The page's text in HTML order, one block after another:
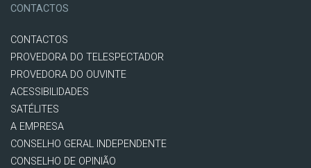
CONTACTOS
CONTACTOS
PROVEDORA DO TELESPECTADOR
PROVEDORA DO OUVINTE
ACESSIBILIDADES
SATÉLITES
A EMPRESA
CONSELHO GERAL INDEPENDENTE
CONSELHO DE OPINIÃO